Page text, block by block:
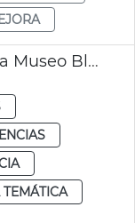
Exposición Segrelles en Casa Museo Blasco Ibáñez